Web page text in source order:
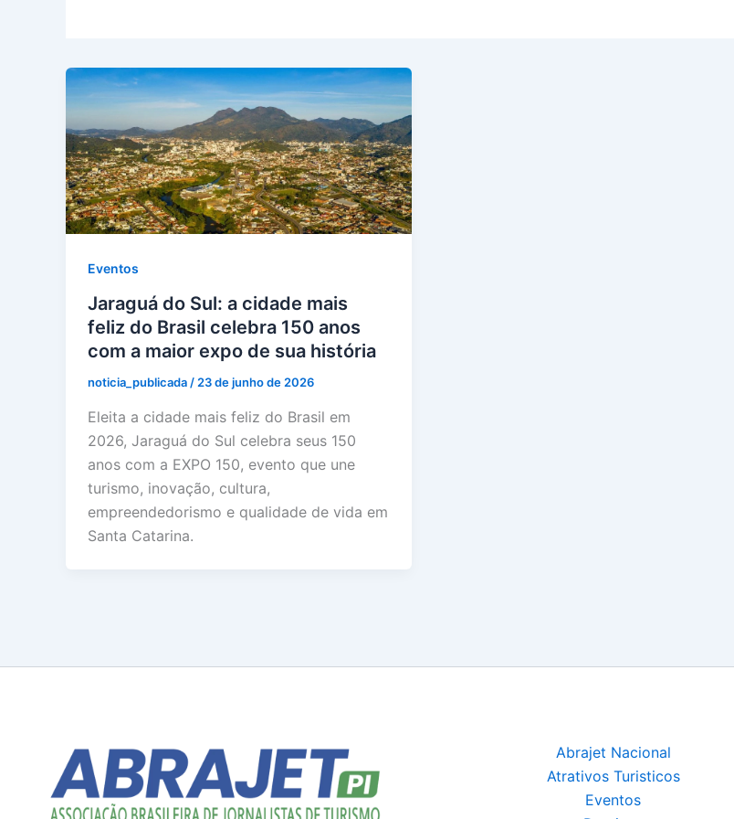
Eventos
Jaraguá do Sul: a cidade mais
feliz do Brasil celebra 150 anos
com a maior expo de sua história
noticia_publicada / 23 de junho de 2026
Eleita a cidade mais feliz do Brasil em
2026, Jaraguá do Sul celebra seus 150
anos com a EXPO 150, evento que une
turismo, inovação, cultura,
empreendedorismo e qualidade de vida em
Santa Catarina.
Abrajet Nacional
Atrativos Turisticos
Eventos